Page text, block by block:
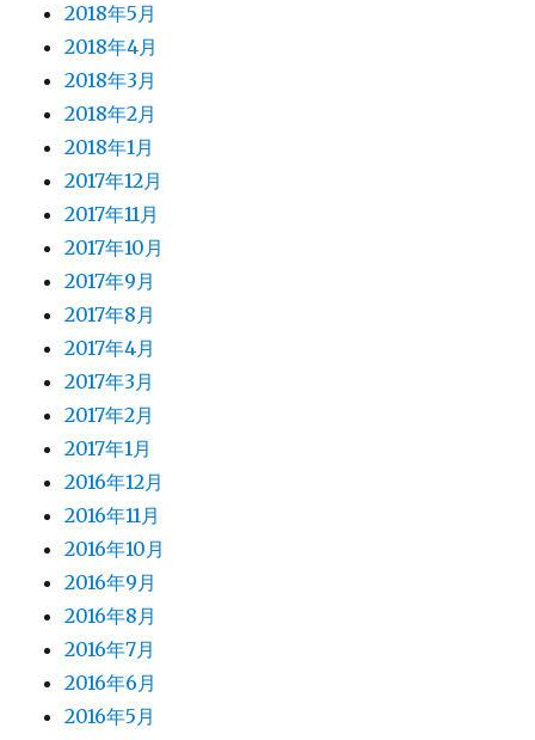
2018年5月
2018年4月
2018年3月
2018年2月
2018年1月
2017年12月
2017年11月
2017年10月
2017年9月
2017年8月
2017年4月
2017年3月
2017年2月
2017年1月
2016年12月
2016年11月
2016年10月
2016年9月
2016年8月
2016年7月
2016年6月
2016年5月